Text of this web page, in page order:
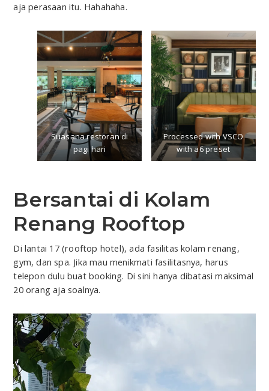
aja perasaan itu. Hahahaha.
Suasana restoran di
pagi hari
Processed with VSCO
with a6 preset
Bersantai di Kolam
Renang Rooftop
Di lantai 17 (rooftop hotel), ada fasilitas kolam renang,
gym, dan spa. Jika mau menikmati fasilitasnya, harus
telepon dulu buat booking. Di sini hanya dibatasi maksimal
20 orang aja soalnya.